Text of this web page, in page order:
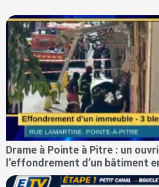
Drame à Pointe à Pitre : un
l’effondrement d’un bâtiment